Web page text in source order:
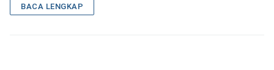
BACA LENGKAP